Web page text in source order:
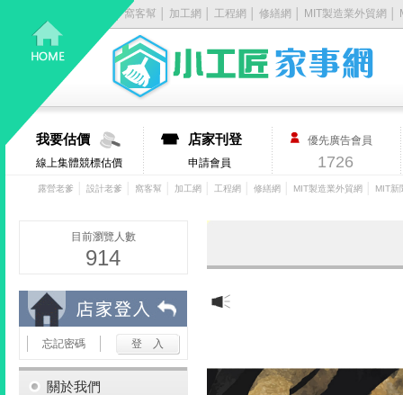
居
家
大
小
事，
找
它
有
丿
│窩客幫 加工網 工程網 修繕網 MIT製造業外貿網
我要估價
線上集體競標估價
店家刊登
申請會員
優先廣告會員
1726
露營老爹 設計老爹 窩客幫 加工網│ 工程網│ 修繕網│ MIT製造業外貿網│ MIT新
目前瀏覽人數
914
忘記密碼
關於我們